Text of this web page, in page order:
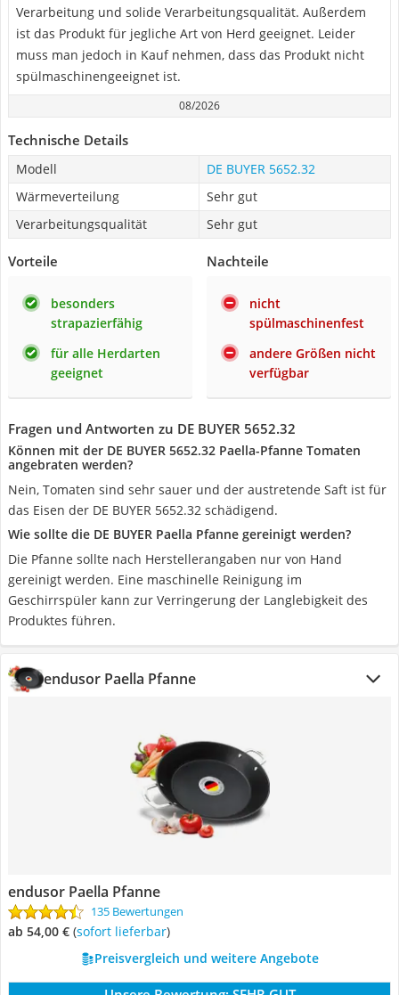
Verarbeitung und solide Verarbeitungsqualität. Außerdem
ist das Produkt für jegliche Art von Herd geeignet. Leider
muss man jedoch in Kauf nehmen, dass das Produkt nicht
spülmaschinengeeignet ist.
08/2026
Technische Details
Modell
DE BUYER 5652.32
Wärmeverteilung
Sehr gut
Verarbeitungsqualität
Sehr gut
Vorteile
besonders
strapazierfähig
für alle Herdarten
geeignet
Nachteile
nicht
spülmaschinenfest
andere Größen nicht
verfügbar
Fragen und Antworten zu DE BUYER 5652.32
Können mit der DE BUYER 5652.32 Paella-Pfanne Tomaten
angebraten werden?
Nein, Tomaten sind sehr sauer und der austretende Saft ist für
das Eisen der DE BUYER 5652.32 schädigend.
Wie sollte die DE BUYER Paella Pfanne gereinigt werden?
Die Pfanne sollte nach Herstellerangaben nur von Hand
gereinigt werden. Eine maschinelle Reinigung im
Geschirrspüler kann zur Verringerung der Langlebigkeit des
Produktes führen.
endusor Paella Pfanne
endusor Paella Pfanne
135 Bewertungen
ab 54,00 € ( Sofort lieferbar)
Preisvergleich und weitere Angebote